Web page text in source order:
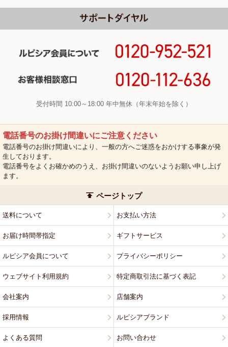
受付時間 10:00～18:00 年中無休（年末年始を除く）
電話番号のお掛け間違いにご注意ください
電話番号のお掛け間違いにより、一般の方へご迷惑をおかけする事象が発
生しております。
電話番号をよくお確かめのうえ、お掛け間違いのないようお願い申し上げ
ます。
ページトップ
送料について お支払い方法
お届け時間帯指定 ギフトサービス
ルピシア会員について プライバシーポリシー
ウェブサイト利用規約 特定商取引法に基づく表記
会社案内 店舗案内
採用情報 ルピシアブランド
よくある質問 お問い合わせ